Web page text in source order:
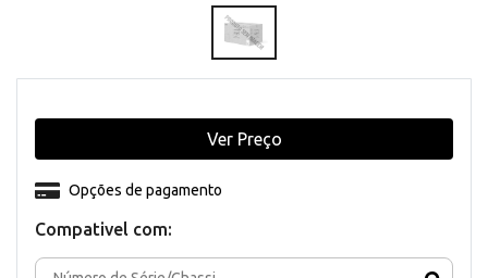
Compativel com:
Opções de pagamento
Ver Preço